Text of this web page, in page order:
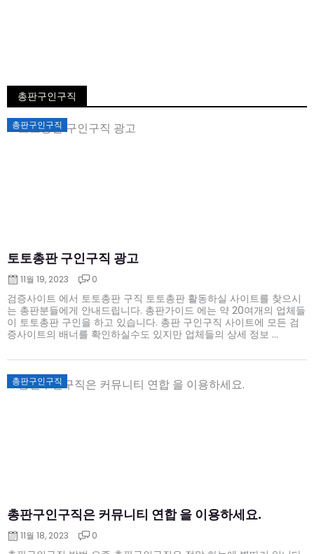
총판구인구직
총판구인구직
토토총판 구인구직 광고
Posted
on
11월 19, 2023 0
검증사이트 에서 토토총판 구직 토토총판 활동하실 사이트를 찾으시
는 총판분들에게 안내드립니다. 총판가이드 에는 약 20여개의 업체들
이 토토총판 구인을 하고 있습니다. 총판 구인구직 사이트에 모든 검
증사이트의 배너를 확인하실수도 있지만 업체들의 상세 정보 ...
총판구인구직
총판구인구직은 커뮤니티 연합 을 이용하세요.
Posted
on
11월 18, 2023 0